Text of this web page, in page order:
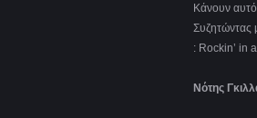
Κάνουν αυτό
Συζητώντας
: Rockin’ in
Νότης